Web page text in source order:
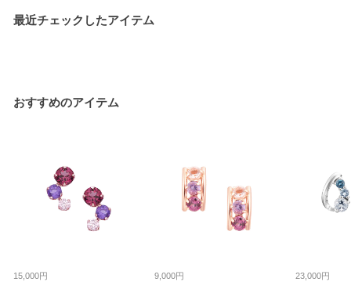
最近チェックしたアイテム
おすすめのアイテム
15,000円 9,000円 23,000円